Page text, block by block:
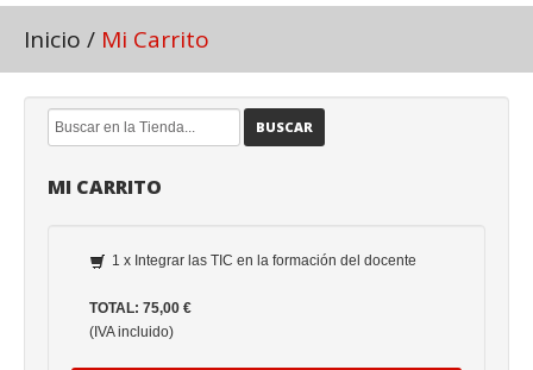
Inicio / Mi Carrito
BUSCAR
MI CARRITO
1 x Integrar las TIC en la formación del docente
TOTAL: 75,00 €
(IVA incluido)